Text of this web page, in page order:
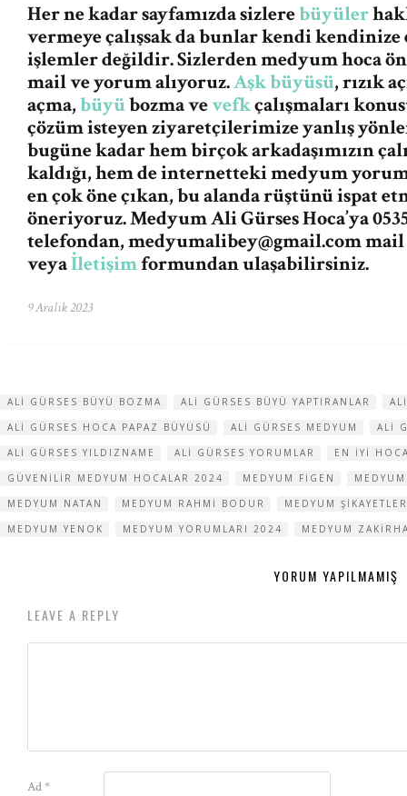
Her ne kadar sayfamızda sizlerebüyüler
vermeye çalışsak da bunlar kendi
işlemler değildir. Sizlerden medyum hoca
mail ve yorum alıyoruz.Aşk büyüsü, rızık
açma,büyübozma vevefkçalışmaları
çözüm isteyen ziyaretçilerimize yanlış
bugüne kadar hem birçok arkadaşımızın
kaldığı, hem de internetteki medyum
en çok öne çıkan, bu alanda rüştünü ispat
öneriyoruz. Medyum Ali Gürses Hoca’ya
telefondan,medyumalibey@gmail.commail
veyaİletişimformundan ulaşabilirsiniz.
9 Aralık 2023
ALI GÜRSES BÜYÜ BOZMA ALI GÜRSES BÜYÜ YAPTIRANLAR
ALI GÜRSES HOCA PAPAZ BÜYÜSÜ
ALI GÜRSES MEDYUM
ALI
ALI GÜRSES YILDIZNAME
ALI GÜRSES YORUMLAR
EN IYI
GÜVENILIR MEDYUM HOCALAR 2024
MEDYUM FIGEN
MEDYUM NATAN
MEDYUM RAHMI BODUR
MEDYUM
MEDYUM YENOK
MEDYUM YORUMLARI 2024 MEDYUM
YORUM YAPILMAMIŞ
LEAVE A REPLY
Ad*